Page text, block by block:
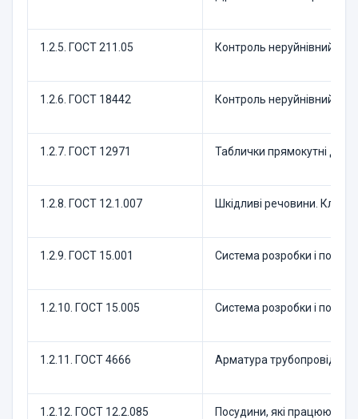
1.2.5. ГОСТ 211.05 Контроль неруйнівний.
1.2.6. ГОСТ 18442 Контроль неруйнівний.
1.2.7. ГОСТ 12971 Таблички прямокутні для
1.2.8. ГОСТ 12.1.007 Шкідливі речовини.
1.2.9. ГОСТ 15.001 Система розробки і
1.2.10. ГОСТ 15.005 Система розробки і
1.2.11. ГОСТ 4666 Арматура трубопровідна.
1.2.12. ГОСТ 12.2.085 Посудини, які працюють